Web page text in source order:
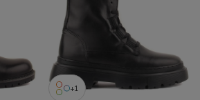
1